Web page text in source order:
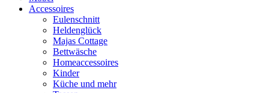
Accessoires
Eulenschnitt
Heldenglück
Majas Cottage
Bettwäsche
Homeaccessoires
Kinder
Küche und mehr